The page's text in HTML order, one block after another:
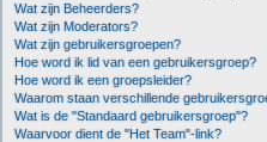
Wat zijn Beheerders?
Wat zijn Moderators?
Wat zijn gebruikersgroepen?
Hoe word ik lid van een gebruikersgroep?
Hoe word ik een groepsleider?
Waarom staan verschillende
Wat is de "Standaard gebruikersgroep"?
Waarvoor dient de "Het Team"-link?